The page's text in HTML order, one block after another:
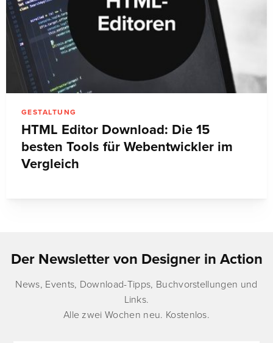
GESTALTUNG
HTML Editor Download: Die 15
besten Tools für Webentwickler im
Vergleich
Der Newsletter von Designer in Action
News, Events, Download-Tipps, Buchvorstellungen und
Links.
Alle zwei Wochen neu. Kostenlos.